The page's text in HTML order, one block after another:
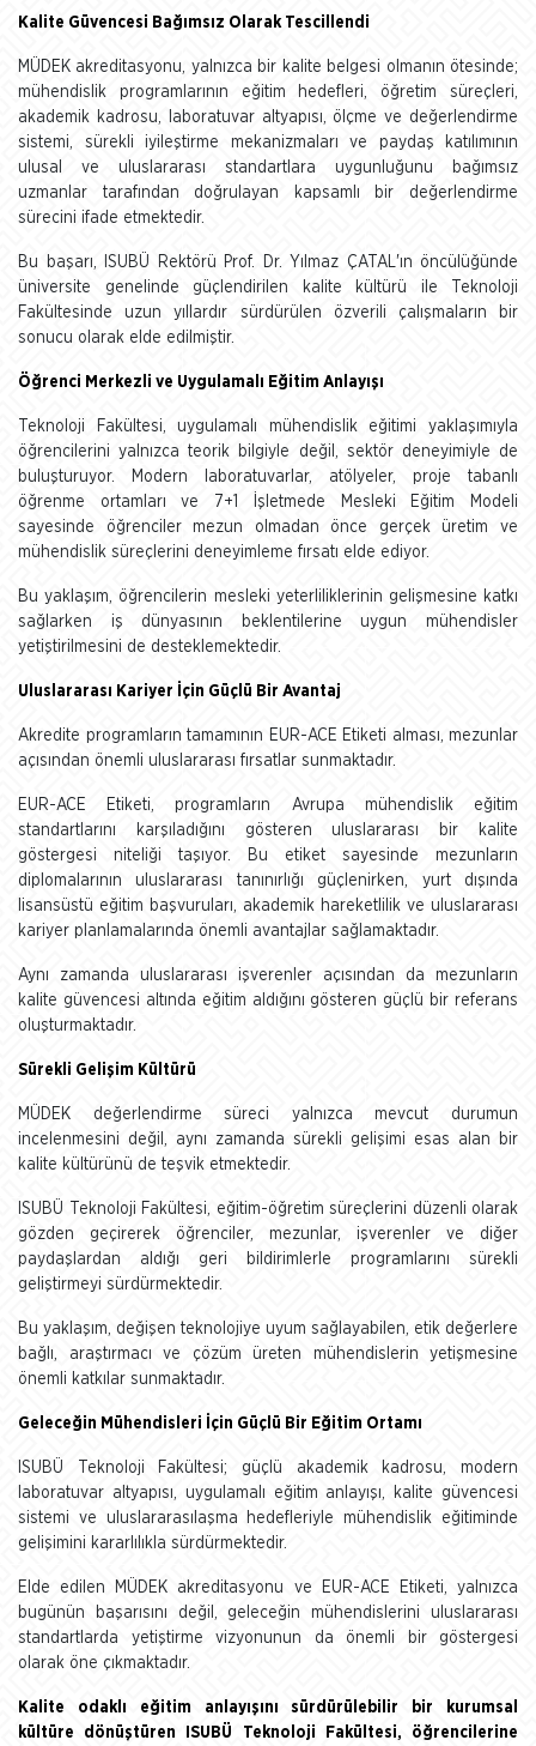
Kalite Güvencesi Bağımsız Olarak Tescillendi
MÜDEK akreditasyonu, yalnızca bir kalite belgesi olmanın ötesinde;
mühendislik programlarının eğitim hedefleri, öğretim süreçleri,
akademik kadrosu, laboratuvar altyapısı, ölçme ve değerlendirme
sistemi, sürekli iyileştirme mekanizmaları ve paydaş katılımının
ulusal ve uluslararası standartlara uygunluğunu bağımsız
uzmanlar tarafından doğrulayan kapsamlı bir değerlendirme
sürecini ifade etmektedir.
Bu başarı, ISUBÜ Rektörü Prof. Dr. Yılmaz ÇATAL'ın öncülüğünde
üniversite genelinde güçlendirilen kalite kültürü ile Teknoloji
Fakültesinde uzun yıllardır sürdürülen özverili çalışmaların bir
sonucu olarak elde edilmiştir.
Öğrenci Merkezli ve Uygulamalı Eğitim Anlayışı
Teknoloji Fakültesi, uygulamalı mühendislik eğitimi yaklaşımıyla
öğrencilerini yalnızca teorik bilgiyle değil, sektör deneyimiyle de
buluşturuyor. Modern laboratuvarlar, atölyeler, proje tabanlı
öğrenme ortamları ve 7+1 İşletmede Mesleki Eğitim Modeli
sayesinde öğrenciler mezun olmadan önce gerçek üretim ve
mühendislik süreçlerini deneyimleme fırsatı elde ediyor.
Bu yaklaşım, öğrencilerin mesleki yeterliliklerinin gelişmesine katkı
sağlarken iş dünyasının beklentilerine uygun mühendisler
yetiştirilmesini de desteklemektedir.
Uluslararası Kariyer İçin Güçlü Bir Avantaj
Akredite programların tamamının EUR-ACE Etiketi alması, mezunlar
açısından önemli uluslararası fırsatlar sunmaktadır.
EUR-ACE Etiketi, programların Avrupa mühendislik eğitim
standartlarını karşıladığını gösteren uluslararası bir kalite
göstergesi niteliği taşıyor. Bu etiket sayesinde mezunların
diplomalarının uluslararası tanınırlığı güçlenirken, yurt dışında
lisansüstü eğitim başvuruları, akademik hareketlilik ve uluslararası
kariyer planlamalarında önemli avantajlar sağlamaktadır.
Aynı zamanda uluslararası işverenler açısından da mezunların
kalite güvencesi altında eğitim aldığını gösteren güçlü bir referans
oluşturmaktadır.
Sürekli Gelişim Kültürü
MÜDEK değerlendirme süreci yalnızca mevcut durumun
incelenmesini değil, aynı zamanda sürekli gelişimi esas alan bir
kalite kültürünü de teşvik etmektedir.
ISUBÜ Teknoloji Fakültesi, eğitim-öğretim süreçlerini düzenli olarak
gözden geçirerek öğrenciler, mezunlar, işverenler ve diğer
paydaşlardan aldığı geri bildirimlerle programlarını sürekli
geliştirmeyi sürdürmektedir.
Bu yaklaşım, değişen teknolojiye uyum sağlayabilen, etik değerlere
bağlı, araştırmacı ve çözüm üreten mühendislerin yetişmesine
önemli katkılar sunmaktadır.
Geleceğin Mühendisleri İçin Güçlü Bir Eğitim Ortamı
ISUBÜ Teknoloji Fakültesi; güçlü akademik kadrosu, modern
laboratuvar altyapısı, uygulamalı eğitim anlayışı, kalite güvencesi
sistemi ve uluslararasılaşma hedefleriyle mühendislik eğitiminde
gelişimini kararlılıkla sürdürmektedir.
Elde edilen MÜDEK akreditasyonu ve EUR-ACE Etiketi, yalnızca
bugünün başarısını değil, geleceğin mühendislerini uluslararası
standartlarda yetiştirme vizyonunun da önemli bir göstergesi
olarak öne çıkmaktadır.
Kalite odaklı eğitim anlayışını sürdürülebilir bir kurumsal
kültüre dönüştüren ISUBÜ Teknoloji Fakültesi, öğrencilerine